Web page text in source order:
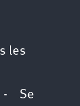
les
Se